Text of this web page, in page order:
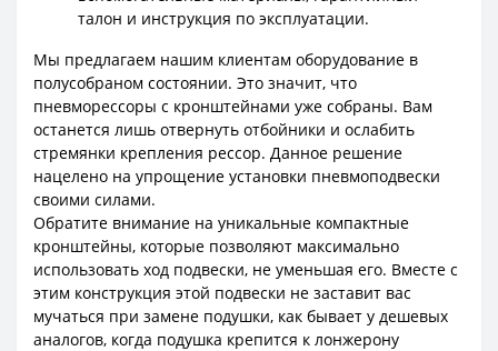
талон и инструкция по эксплуатации.
Мы предлагаем нашим клиентам оборудование в
полусобраном состоянии. Это значит, что
пневморессоры с кронштейнами уже собраны. Вам
останется лишь отвернуть отбойники и ослабить
стремянки крепления рессор. Данное решение
нацелено на упрощение установки пневмоподвески
своими силами.
Обратите внимание на уникальные компактные
кронштейны, которые позволяют максимально
использовать ход подвески, не уменьшая его. Вместе с
этим конструкция этой подвески не заставит вас
мучаться при замене подушки, как бывает у дешевых
аналогов, когда подушка крепится к лонжерону